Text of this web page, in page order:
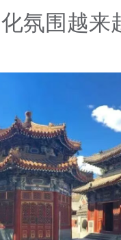
氛围越来